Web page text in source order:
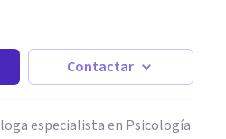
Contactar
especialista en Psicología